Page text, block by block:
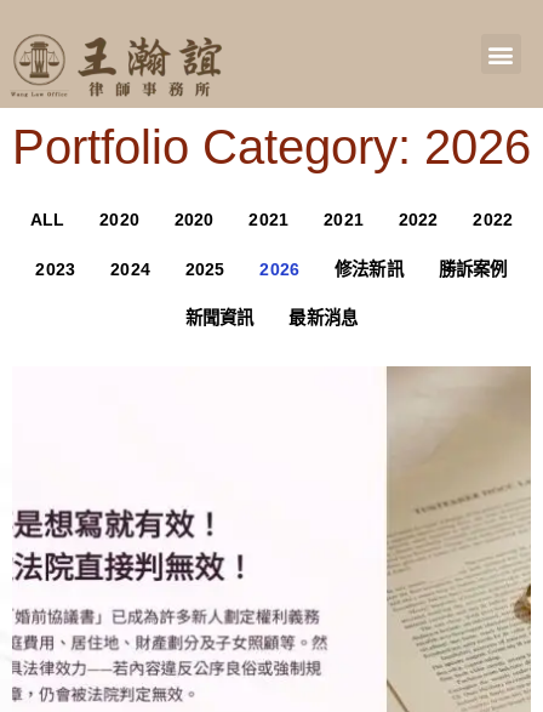
Portfolio Category: 2026
ALL 2020 2020 2021 2021 2022 2022
2023 2024 2025 2026 修法新訊 勝訴案例
新聞資訊 最新消息